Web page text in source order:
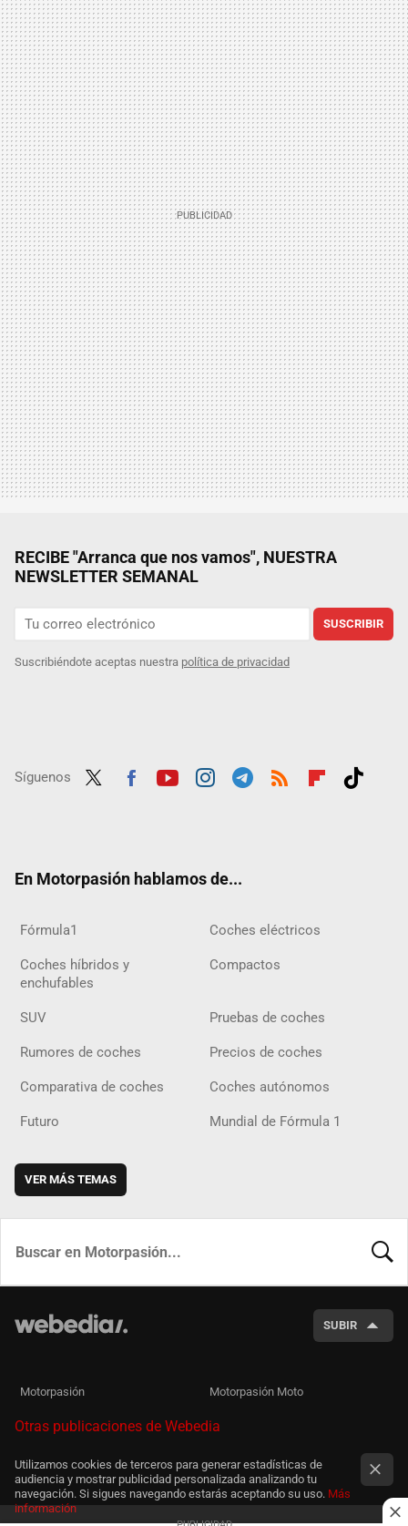
RECIBE "Arranca que nos vamos", NUESTRA
NEWSLETTER SEMANAL
SUSCRIBIR
Suscribiéndote aceptas nuestra política de privacidad
Síguenos
En Motorpasión hablamos de...
Fórmula1 Coches eléctricos
Coches híbridos y
enchufables
Compactos
SUV Pruebas de coches
Rumores de coches Precios de coches
Comparativa de coches Coches autónomos
Futuro Mundial de Fórmula 1
VER MÁS TEMAS
SUBIR
Motorpasión Motorpasión Moto
Otras publicaciones de Webedia
Utilizamos cookies de terceros para generar estadísticas de
audiencia y mostrar publicidad personalizada analizando tu
navegación. Si sigues navegando estarás aceptando su uso. Más
información